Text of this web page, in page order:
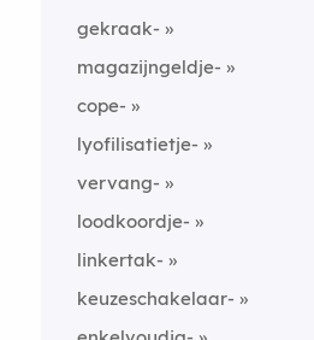
gekraak-
magazijngeldje-
cope-
lyofilisatietje-
vervang-
loodkoordje-
linkertak-
keuzeschakelaar-